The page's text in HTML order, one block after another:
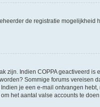
de registratie mogelijkheid
zijn. Indien COPPA geactiveerd is
Sommige forums vereisen
je een e-mail ontvangen
het aantal valse accounts te